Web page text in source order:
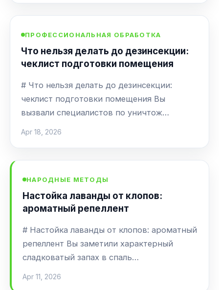
ПРОФЕССИОНАЛЬНАЯ ОБРАБОТКА
Что нельзя делать до дезинсекции:
чеклист подготовки помещения
# Что нельзя делать до дезинсекции:
чеклист подготовки помещения Вы
вызвали специалистов по уничтож…
Apr 18, 2026
НАРОДНЫЕ МЕТОДЫ
Настойка лаванды от клопов:
ароматный репеллент
# Настойка лаванды от клопов: ароматный
репеллент Вы заметили характерный
сладковатый запах в спаль…
Apr 11, 2026